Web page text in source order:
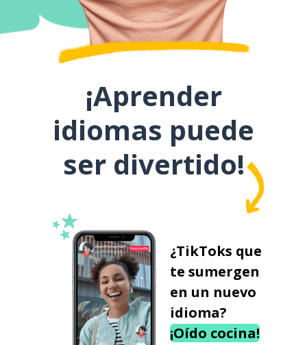
¡Aprender
idiomas puede
ser divertido!
¿TikToks que
te sumergen
en un nuevo
idioma?
¡Oído cocina!